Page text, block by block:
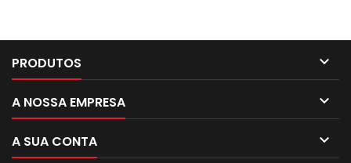
PRODUTOS 
A NOSSA EMPRESA 
A SUA CONTA 